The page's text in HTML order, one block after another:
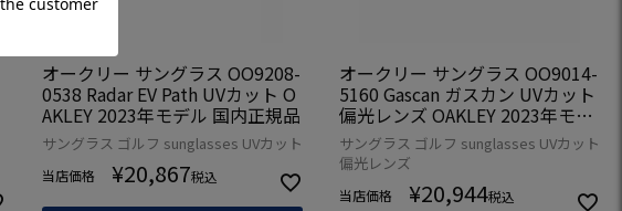
オークリー サングラス OO9208-
0538 Radar EV Path UVカット O
AKLEY 2023年モデル 国内正規品
サングラス ゴルフ sunglasses UVカット
当店価格 ¥20,867税込
オークリー サングラス OO9014-
5160 Gascan ガスカン UVカット
偏光レンズ OAKLEY 2023年モデ
ル 国内正規品
サングラス ゴルフ sunglasses UVカット
偏光レンズ
当店価格 ¥20,944税込